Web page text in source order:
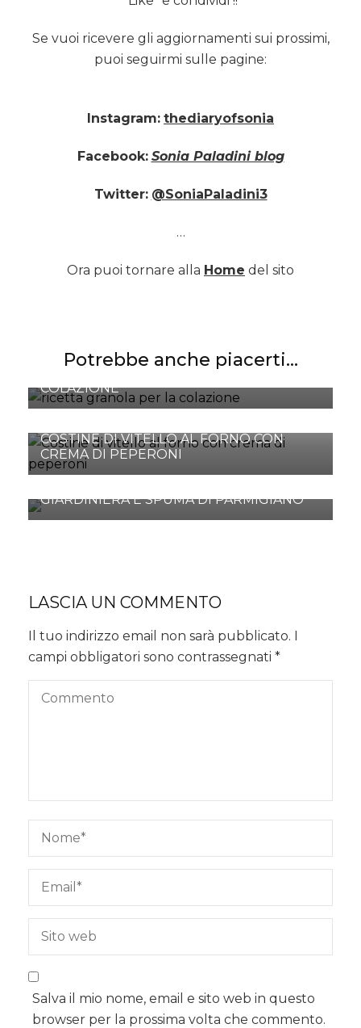
Se vuoi ricevere gli aggiornamenti sui prossimi,
puoi seguirmi sulle pagine:
Instagram: thediaryofsonia
Facebook: Sonia Paladini blog
Twitter: @SoniaPaladini3
…
Ora puoi tornare alla Home del sito
Potrebbe anche piacerti...
GRANOLA CROCCANTE PER LA
COLAZIONE
COSTINE DI VITELLO AL FORNO CON
CREMA DI PEPERONI
GIARDINIERA E SPUMA DI PARMIGIANO
LASCIA UN COMMENTO
Il tuo indirizzo email non sarà pubblicato.
campi obbligatori sono contrassegnati *
Salva il mio nome, email e sito web in questo
browser per la prossima volta che commento.